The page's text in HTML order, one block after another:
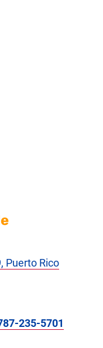
Puerto Rico
235-5701